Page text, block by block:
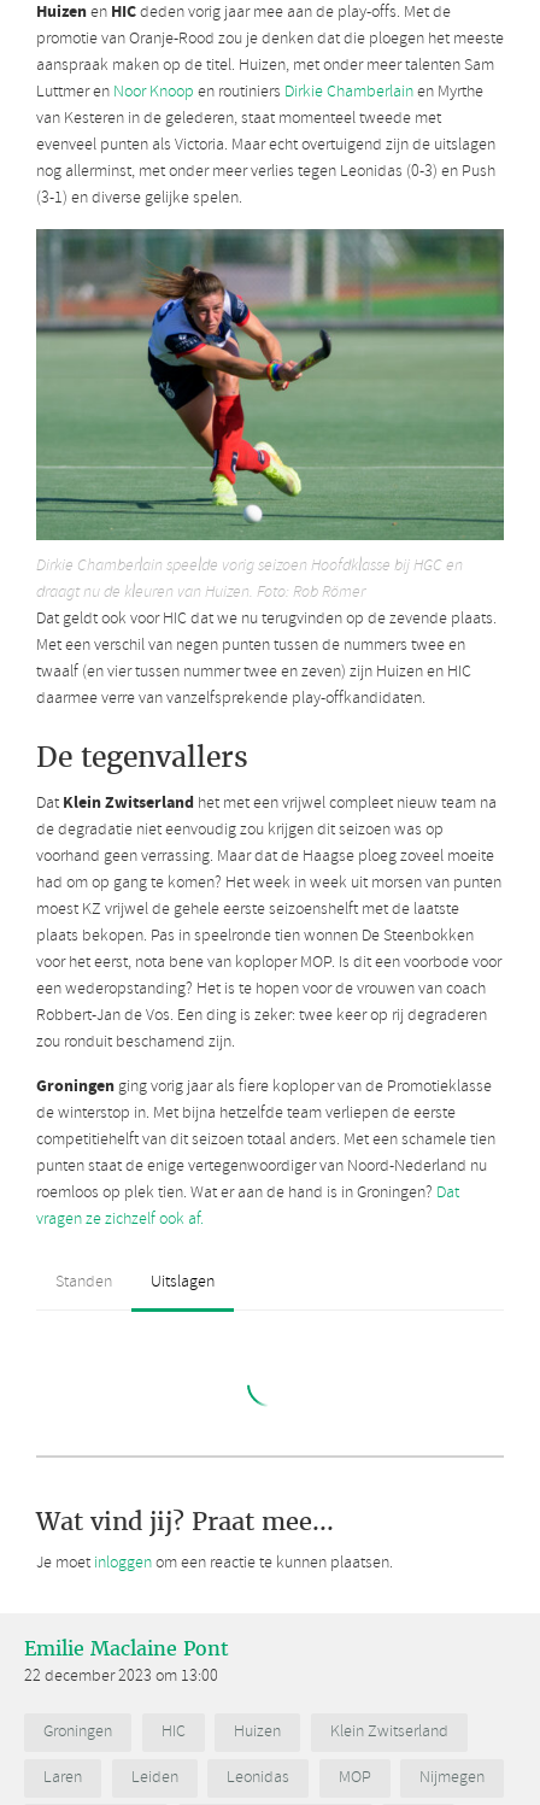
Huizenen HICdeden vorig jaar mee aan de play-offs. Met de
promotie van Oranje-Rood zou je denken dat die ploegen het meeste
aanspraak maken op de titel. Huizen, met onder meer talenten Sam
Luttmer en Noor Knoop en routiniers Dirkie Chamberlainen Myrthe
van Kesteren in de gelederen, staat momenteel tweede met
evenveel punten als Victoria. Maar echt overtuigend zijn de uitslagen
nog allerminst, met onder meer verlies tegen Leonidas (0-3) en Push
(3-1) en diverse gelijke spelen.
Dirkie Chamberlain speelde vorig seizoen Hoofdklasse bij HGC en
draagt nu de kleuren van Huizen. Foto: Rob Römer
Dat geldt ook voor HIC dat we nu terugvinden op de zevende plaats.
Met een verschil van negen punten tussen de nummers twee en
twaalf (en vier tussen nummer twee en zeven) zijn Huizen en HIC
daarmee verre van vanzelfsprekende play-offkandidaten.
De tegenvallers
Dat Klein Zwitserland het met een vrijwel compleet nieuw team na
de degradatie niet eenvoudig zou krijgen dit seizoen was op
voorhand geen verrassing. Maar dat de Haagse ploeg zoveel moeite
had om op gang te komen? Het week in week uit morsen van punten
moest KZ vrijwel de gehele eerste seizoenshelft met de laatste
plaats bekopen. Pas in speelronde tien wonnen De Steenbokken
voor het eerst, nota bene van koploper MOP. Is dit een voorbode voor
een wederopstanding? Het is te hopen voor de vrouwen van coach
Robbert-Jan de Vos. Een ding is zeker: twee keer op rij degraderen
zou ronduit beschamend zijn.
Groningenging vorig jaar als fiere koploper van de Promotieklasse
de winterstop in. Met bijna hetzelfde team verliepen de eerste
competitiehelft van dit seizoen totaal anders. Met een schamele tien
punten staat de enige vertegenwoordiger van Noord-Nederland nu
roemloos op plek tien. Wat er aan de hand is in Groningen? Dat
vragen ze zichzelf ook af.
Wat vind jij? Praat mee...
Je moet inloggenom een reactie te kunnen plaatsen.
Emilie Maclaine Pont
22 december 2023 om 13:00
Groningen HIC Huizen
Klein Zwitserland
Laren
Leiden Leonidas MOP
Nijmegen